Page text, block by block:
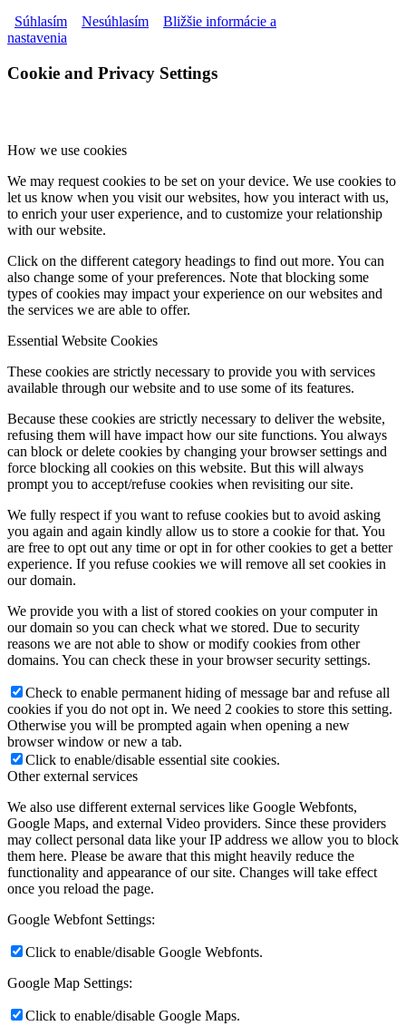
Súhlasím
Nesúhlasím
Bližšie informácie a
nastavenia
Cookie and Privacy Settings
How we use cookies
We may request cookies to be set on your device. We use cookies to
let us know when you visit our websites, how you interact with us,
to enrich your user experience, and to customize your relationship
with our website.
Click on the different category headings to find out more. You can
also change some of your preferences. Note that blocking some
types of cookies may impact your experience on our websites and
the services we are able to offer.
Essential Website Cookies
These cookies are strictly necessary to provide you with services
available through our website and to use some of its features.
Because these cookies are strictly necessary to deliver the website,
refusing them will have impact how our site functions. You always
can block or delete cookies by changing your browser settings and
force blocking all cookies on this website. But this will always
prompt you to accept/refuse cookies when revisiting our site.
We fully respect if you want to refuse cookies but to avoid asking
you again and again kindly allow us to store a cookie for that. You
are free to opt out any time or opt in for other cookies to get a better
experience. If you refuse cookies we will remove all set cookies in
our domain.
We provide you with a list of stored cookies on your computer in
our domain so you can check what we stored. Due to security
reasons we are not able to show or modify cookies from other
domains. You can check these in your browser security settings.
Check to enable permanent hiding of message bar and refuse all
cookies if you do not opt in. We need 2 cookies to store this setting.
Otherwise you will be prompted again when opening a new
browser window or new a tab.
Click to enable/disable essential site cookies.
Other external services
We also use different external services like Google Webfonts,
Google Maps, and external Video providers. Since these providers
may collect personal data like your IP address we allow you to block
them here. Please be aware that this might heavily reduce the
functionality and appearance of our site. Changes will take effect
once you reload the page.
Google Webfont Settings:
Click to enable/disable Google Webfonts.
Google Map Settings:
Click to enable/disable Google Maps.